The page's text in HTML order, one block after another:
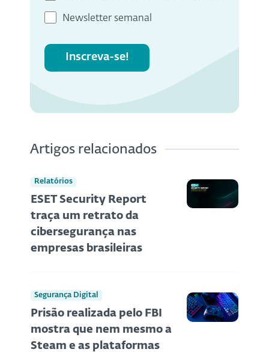
Newsletter semanal
Inscreva-se!
Artigos relacionados
Relatórios
ESET Security Report
traça um retrato da
cibersegurança nas
empresas brasileiras
Segurança Digital
Prisão realizada pelo FBI
mostra que nem mesmo a
Steam e as plataformas